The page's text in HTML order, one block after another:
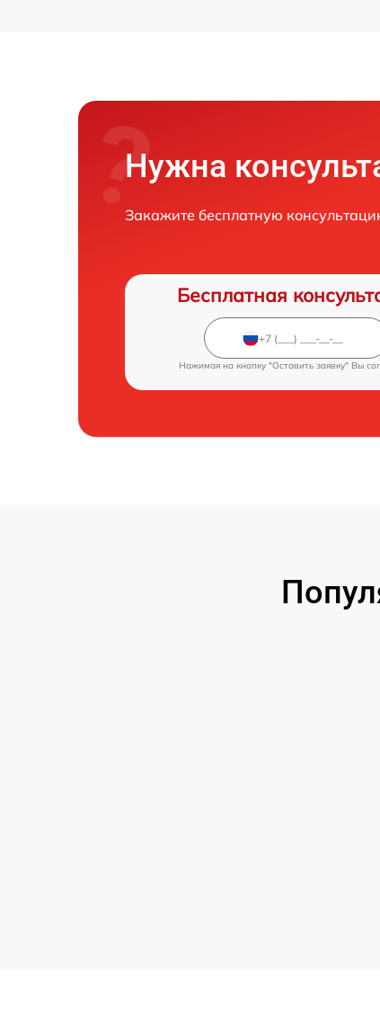
Нужна
Закажите бесплатную
Бесплатная
Нажимая на кнопку "Оставить заявку" Вы